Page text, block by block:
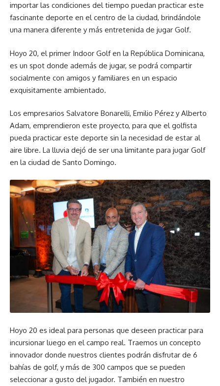
importar las condiciones del tiempo puedan practicar este
fascinante deporte en el centro de la ciudad, brindándole
una manera diferente y más entretenida de jugar Golf.
Hoyo 20, el primer Indoor Golf en la República Dominicana,
es un spot donde además de jugar, se podrá compartir
socialmente con amigos y familiares en un espacio
exquisitamente ambientado.
Los empresarios Salvatore Bonarelli, Emilio Pérez y Alberto
Adam, emprendieron este proyecto, para que el golfista
pueda practicar este deporte sin la necesidad de estar al
aire libre. La lluvia dejó de ser una limitante para jugar Golf
en la ciudad de Santo Domingo.
Hoyo 20 es ideal para personas que deseen practicar para
incursionar luego en el campo real. Traemos un concepto
innovador donde nuestros clientes podrán disfrutar de 6
bahías de golf, y más de 300 campos que se pueden
seleccionar a gusto del jugador. También en nuestro